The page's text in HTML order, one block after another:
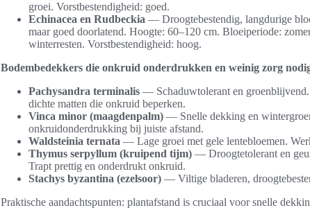
groei. Vorstbestendigheid: goed.
Echinacea en Rudbeckia — Droogtebestendig, langdurige
maar goed doorlatend. Hoogte: 60–120 cm. Bloeiperiode:
winterresten. Vorstbestendigheid: hoog.
Bodembedekkers die onkruid onderdrukken en weinig zorg
Pachysandra terminalis — Schaduwtolerant en
dichte matten die onkruid beperken.
Vinca minor (maagdenpalm) — Snelle dekking en
onkruidonderdrukking bij juiste afstand.
Waldsteinia ternata — Lage groei met gele lentebloemen.
Thymus serpyllum (kruipend tijm) — Droogtetolerant en
Trapt prettig en onderdrukt onkruid.
Stachys byzantina (ezelsoor) — Viltige bladeren,
Praktische aandachtspunten: plantafstand is cruciaal voor snelle